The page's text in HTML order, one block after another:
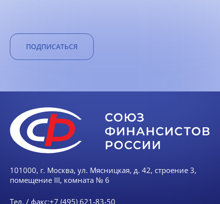
ПОДПИСАТЬСЯ
101000, г. Москва, ул. Мясницкая, д. 42, строение 3,
помещение III, комната № 6
Тел. / факс:+7 (495) 621-83-50